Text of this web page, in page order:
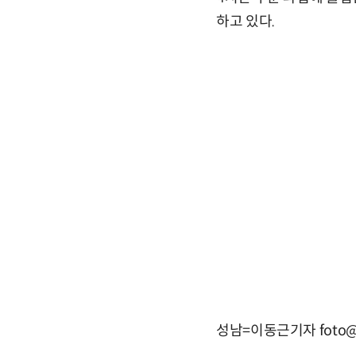
하고 있다.
성남=이동근기자